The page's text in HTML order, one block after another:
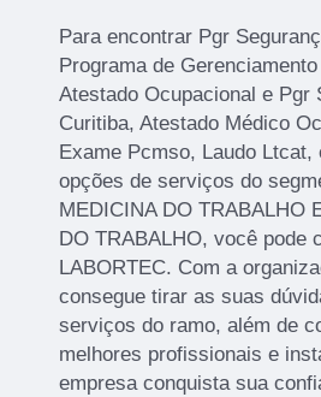
Para encontrar Pgr
Programa de
Atestado Ocupacional e Pgr
Curitiba, Atestado Médico
Exame Pcmso, Laudo Ltcat,
opções de serviços do
MEDICINA DO TRABALHO
DO TRABALHO, você pode
LABORTEC. Com a
consegue tirar as suas
serviços do ramo, além de
melhores profissionais e
empresa conquista sua